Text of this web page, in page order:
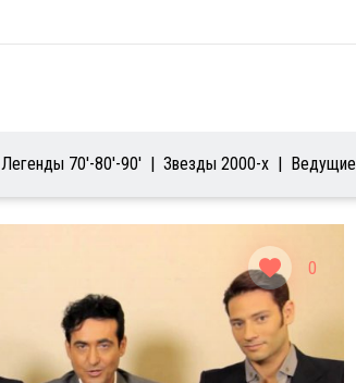
Легенды 70′-80′-90′ Звезды 2000-х Ведущие
0